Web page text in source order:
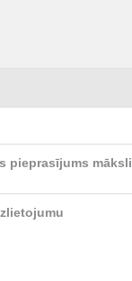
pieprasījums